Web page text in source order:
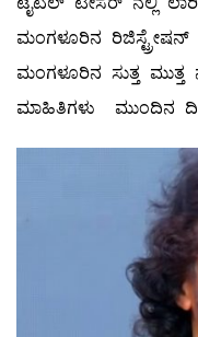
ಮಂಗಳೂರಿನ ರಿಜಿಸ್ಟ್ರೇಷನ್
ಮಂಗಳೂರಿನ ಸುತ್ತ
ಮಾಹಿತಿಗಳು ಮುಂದಿನ